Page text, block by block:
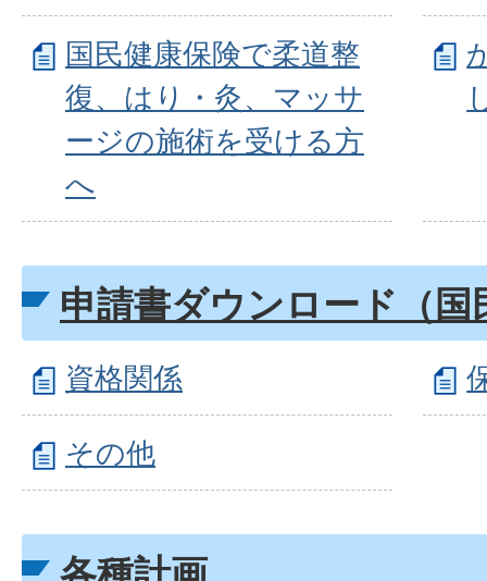
国民健康保険で柔道整
復、はり・灸、マッサ
ージの施術を受ける方
へ
申請書ダウンロード（国
資格関係
その他